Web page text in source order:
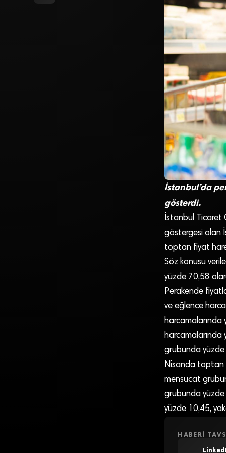
İstanbul’da
gösterdi.
İstanbul Ticaret
göstergesi olan
toptan fiyat
Söz konusu
yüzde 70,58
Perakende
ve eğlence
harcamalarında
harcamalarında
grubunda yüzde
Nisanda toptan
mensucat
grubunda yüzde
yüzde 10,45,
HABERI